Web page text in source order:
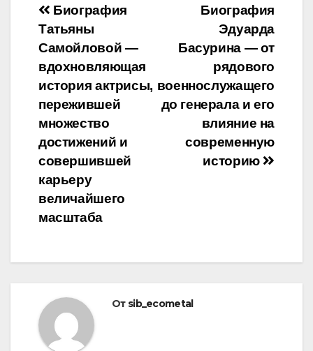
Навигация
по
записям
Биография
Эдуарда
Басурина — от
рядового
военнослужащего
до генерала и его
влияние на
современную
историю
Биография
Татьяны
Самойловой —
вдохновляющая
история актрисы,
пережившей
множество
достижений и
совершившей
карьеру
величайшего
масштаба
От sib_ecometal